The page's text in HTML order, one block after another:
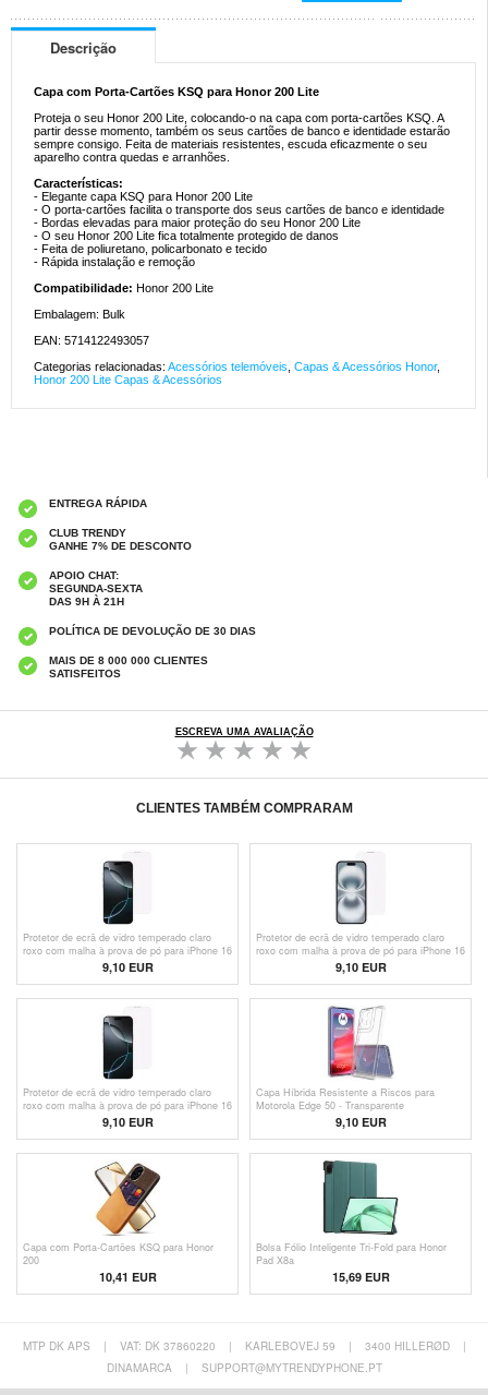
Descrição
Capa com Porta-Cartões KSQ para Honor 200 Lite
Proteja o seu Honor 200 Lite, colocando-o na capa com porta-cartões KSQ. A
partir desse momento, também os seus cartões de banco e identidade estarão
sempre consigo. Feita de materiais resistentes, escuda eficazmente o seu
aparelho contra quedas e arranhões.
Características:
- Elegante capa KSQ para Honor 200 Lite
- O porta-cartões facilita o transporte dos seus cartões de banco e identidade
- Bordas elevadas para maior proteção do seu Honor 200 Lite
- O seu Honor 200 Lite fica totalmente protegido de danos
- Feita de poliuretano, policarbonato e tecido
- Rápida instalação e remoção
Compatibilidade: Honor 200 Lite
Embalagem: Bulk
EAN: 5714122493057
Categorias relacionadas: Acessórios telemóveis Capas & Acessórios Honor,
Honor 200 Lite Capas & Acessórios
ENTREGA RÁPIDA
CLUB TRENDY
GANHE 7% DE DESCONTO
APOIO CHAT:
SEGUNDA-SEXTA
DAS 9H À 21H
POLÍTICA DE DEVOLUÇÃO DE 30 DIAS
MAIS DE 8 000 000 CLIENTES
SATISFEITOS
ESCREVA UMA AVALIAÇÃO
CLIENTES TAMBÉM COMPRARAM
Protetor de ecrã de vidro temperado claro
roxo com malha à prova de pó para iPhone 16
Pro - Transparente9,10 EUR
Protetor de ecrã de vidro temperado claro
roxo com malha à prova de pó para iPhone 16
Plus - Transparente9,10 EUR
Protetor de ecrã de vidro temperado claro
roxo com malha à prova de pó para iPhone 16
Pro Max - Transparente9,10 EUR
Capa Híbrida Resistente a Riscos para
Motorola Edge 50 - Transparente
9,10 EUR
Capa com Porta-Cartões KSQ para Honor
200
10,41 EUR
Bolsa Fólio Inteligente Tri-Fold para Honor
Pad X8a
15,69 EUR
MTP DK APS | VAT: DK 37860220 | KARLEBOVEJ 59 | 3400 HILLERØD
|
DINAMARCA
| SUPPORT@MYTRENDYPHONE.PT